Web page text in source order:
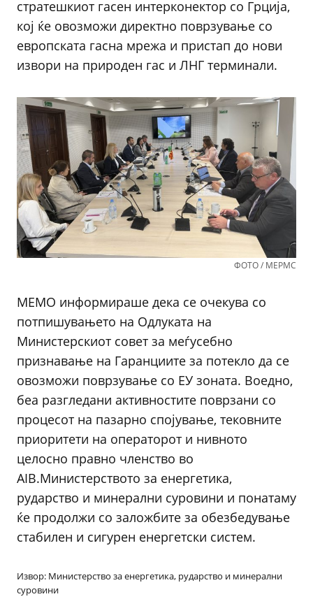
стратешкиот гасен интерконектор со Грција,
кој ќе овозможи директно поврзување со
европската гасна мрежа и пристап до нови
извори на природен гас и ЛНГ терминали.
ФОТО / МЕРМС
МЕМО информираше дека се очекува со
потпишувањето на Одлуката на
Министерскиот совет за меѓусебно
признавање на Гаранциите за потекло да се
овозможи поврзување со ЕУ зоната. Воедно,
беа разгледани активностите поврзани со
процесот на пазарно спојување, тековните
приоритети на операторот и нивното
целосно правно членство во
AIB.Министерството за енергетика,
рударство и минерални суровини и понатаму
ќе продолжи со заложбите за обезбедување
стабилен и сигурен енергетски систем.
Извор: Министерство за енергетика, рударство и минерални
суровини